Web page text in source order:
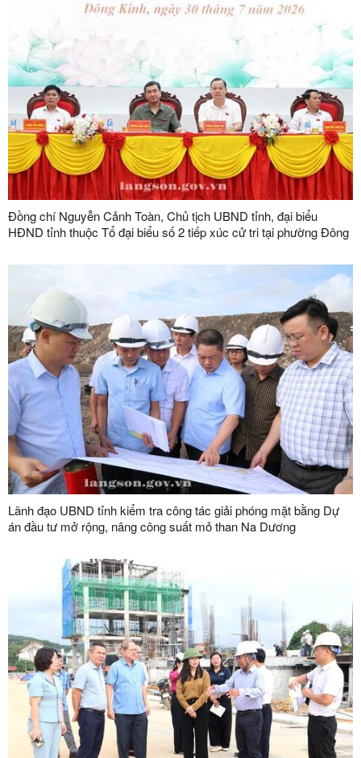
Đồng chí Nguyễn Cảnh Toàn, Chủ tịch UBND tỉnh, đại biểu
HĐND tỉnh thuộc Tổ đại biểu số 2 tiếp xúc cử tri tại phường Đông
Lãnh đạo UBND tỉnh kiểm tra công tác giải phóng mặt bằng Dự
án đầu tư mở rộng, nâng công suất mỏ than Na Dương